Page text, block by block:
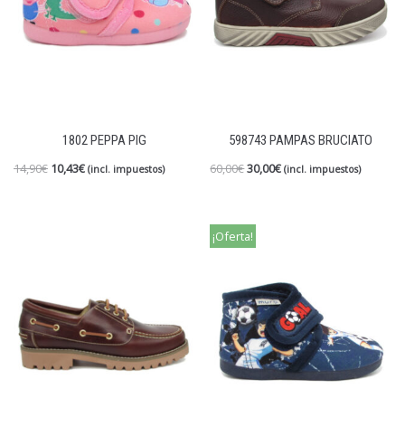
1802 PEPPA PIG
14,90€ 10,43€ (incl. impuestos)
598743 PAMPAS BRUCIATO
60,00€30,00€ (incl. impuestos)
¡Oferta!